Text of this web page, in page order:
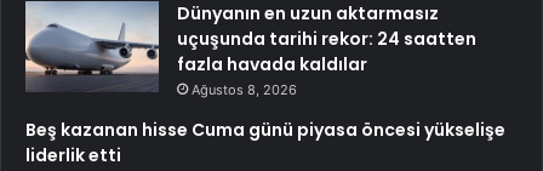
Dünyanın en uzun aktarmasız
uçuşunda tarihi rekor: 24 saatten
fazla havada kaldılar
Ağustos 8, 2026
Beş kazanan hisse Cuma günü piyasa öncesi yükselişe
liderlik etti